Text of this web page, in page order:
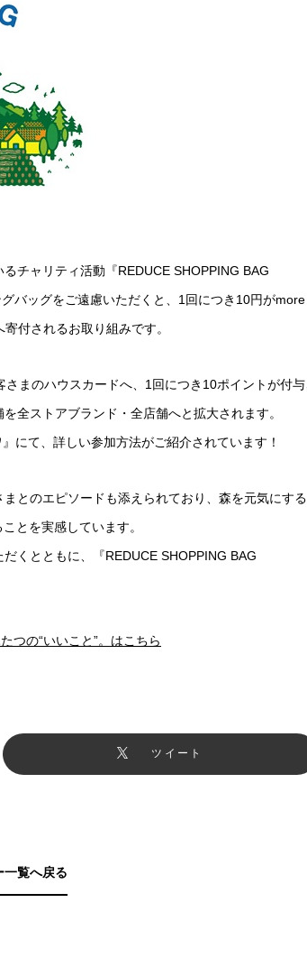
チャリティ活動『REDUCE SHOPPING BAG
バッグをご遠慮いただくと、1回につき10円がmore
付されるお取り組みです。
まのハウスカードへ、1回につき10ポイントが付
全ストアブランド・全店舗へと拡大されます。
にて、詳しい参加方法がご紹介されています！
とのエピソードも添えられており、森を元気にする
とを実感しています。
くとともに、『REDUCE SHOPPING BAG
つの“いいこと”。はこちら
ツイート
一覧へ戻る